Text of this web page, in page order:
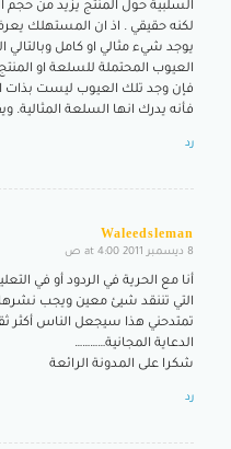
السلبية حول المنتج يزيد من حجم
لكنه حقيقي . اذ ان المستهلك يعرف
يوجد شيء مثالي او كامل وبالتالي
العيوب المحتملة للسلعة او
فإن وجد تلك العيوب ليست بذات
فأنه يدرك انها السلعة المثالية.
رد
Waleedsleman
says:
8 ديسمبر 2011 at 4:00 ص
أنا مع الحرية في الردود أو في
التي تننقد شيئ معين ويجب نشرها
تمتدحني هذا سيجعل الناس أكثر
الدعاية المجانية…………
شكرا على المدونة الرائعة
رد